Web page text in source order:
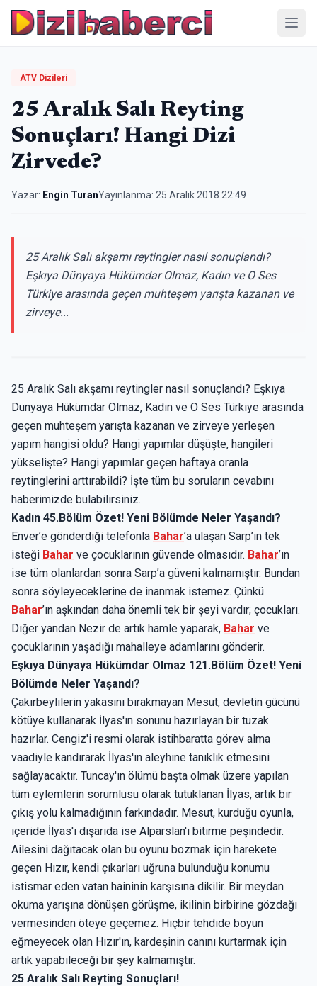
ATV Dizileri
25 Aralık Salı Reyting
Sonuçları! Hangi Dizi
Zirvede?
Yazar: Engin TuranYayınlanma: 25 Aralık 2018 22:49
25 Aralık Salı akşamı reytingler nasıl sonuçlandı?
Eşkıya Dünyaya Hükümdar Olmaz, Kadın ve O Ses
Türkiye arasında geçen muhteşem yarışta kazanan ve
zirveye...
25 Aralık Salı akşamı reytingler nasıl sonuçlandı? Eşkıya
Dünyaya Hükümdar Olmaz, Kadın ve O Ses Türkiye arasında
geçen muhteşem yarışta kazanan ve zirveye yerleşen
yapım hangisi oldu? Hangi yapımlar düşüşte, hangileri
yükselişte? Hangi yapımlar geçen haftaya oranla
reytinglerini arttırabildi? İşte tüm bu soruların cevabını
haberimizde bulabilirsiniz.
Kadın 45.Bölüm Özet! Yeni Bölümde Neler Yaşandı?
Enver’e gönderdiği telefonla Bahar’a ulaşan Sarp’ın tek
isteği Bahar ve çocuklarının güvende olmasıdır. Bahar’ın
ise tüm olanlardan sonra Sarp’a güveni kalmamıştır. Bundan
sonra söyleyeceklerine de inanmak istemez. Çünkü
Bahar’ın aşkından daha önemli tek bir şeyi vardır; çocukları.
Diğer yandan Nezir de artık hamle yaparak, Bahar ve
çocuklarının yaşadığı mahalleye adamlarını gönderir.
Eşkıya Dünyaya Hükümdar Olmaz 121.Bölüm Özet! Yeni
Bölümde Neler Yaşandı?
Çakırbeylilerin yakasını bırakmayan Mesut, devletin gücünü
kötüye kullanarak İlyas'ın sonunu hazırlayan bir tuzak
hazırlar. Cengiz'i resmi olarak istihbaratta görev alma
vaadiyle kandırarak İlyas'ın aleyhine tanıklık etmesini
sağlayacaktır. Tuncay'ın ölümü başta olmak üzere yapılan
tüm eylemlerin sorumlusu olarak tutuklanan İlyas, artık bir
çıkış yolu kalmadığının farkındadır. Mesut, kurduğu oyunla,
içeride İlyas'ı dışarıda ise Alparslan'ı bitirme peşindedir.
Ailesini dağıtacak olan bu oyunu bozmak için harekete
geçen Hızır, kendi çıkarları uğruna bulunduğu konumu
istismar eden vatan haininin karşısına dikilir. Bir meydan
okuma yarışına dönüşen görüşme, ikilinin birbirine gözdağı
vermesinden öteye geçemez. Hiçbir tehdide boyun
eğmeyecek olan Hızır'ın, kardeşinin canını kurtarmak için
artık yapabileceği bir şey kalmamıştır.
25 Aralık Salı Reyting Sonuçları!